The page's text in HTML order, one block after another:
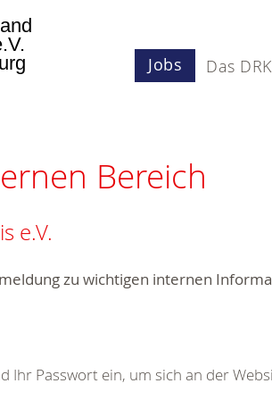
Jobs Das DRK
Bereich
e.V.
zu wichtigen internen
Ihr Passwort ein, um sich an der